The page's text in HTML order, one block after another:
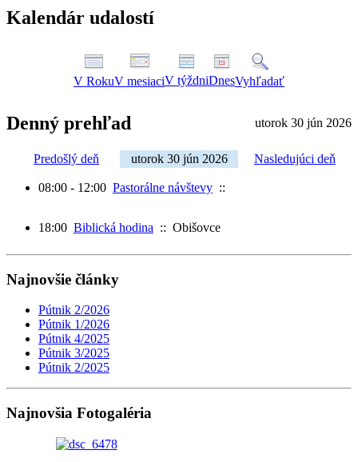
Kalendár udalostí
V RokuV mesiaciV týždniDnesVyhľadať
Denný prehľad utorok 30 jún 2026
Predošlý deň utorok 30 jún 2026 Nasledujúci deň
08:00 - 12:00 Pastorálne návštevy ::
18:00 Biblická hodina :: Obišovce
Najnovšie články
Pútnik 2/2026
Pútnik 1/2026
Pútnik 4/2025
Pútnik 3/2025
Pútnik 2/2025
Najnovšia Fotogaléria